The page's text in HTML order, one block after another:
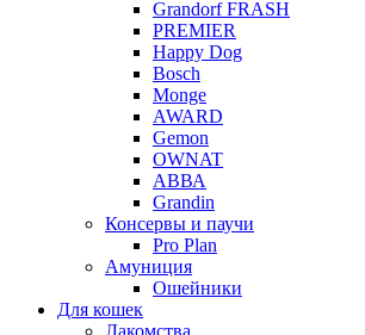
Grandorf FRASH
PREMIER
Happy Dog
Bosch
Monge
AWARD
Gemon
OWNAT
АВВА
Grandin
Консервы и паучи
Pro Plan
Амуниция
Ошейники
Для кошек
Лакомства